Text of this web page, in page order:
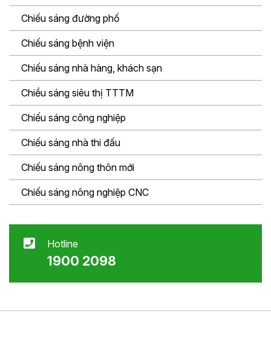
Chiếu sáng đường phố
Chiếu sáng bệnh viện
Chiếu sáng nhà hàng, khách sạn
Chiều sáng siêu thị TTTM
Chiếu sáng công nghiệp
Chiếu sáng nhà thi đấu
Chiếu sáng nông thôn mới
Chiếu sáng nông nghiệp CNC
Hotline
1900 2098